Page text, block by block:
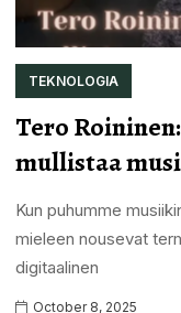
TEKNOLOGIA
Tero
mullistaa
Kun puhumme
mieleen nousevat
digitaalinen
October 8, 2025